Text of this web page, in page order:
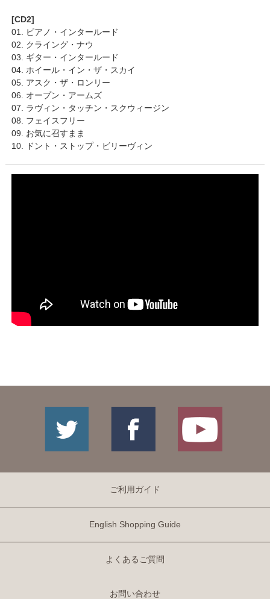
[CD2]
01. ピアノ・インタールード
02. クライング・ナウ
03. ギター・インタールード
04. ホイール・イン・ザ・スカイ
05. アスク・ザ・ロンリー
06. オープン・アームズ
07. ラヴィン・タッチン・スクウィージン
08. フェイスフリー
09. お気に召すまま
10. ドント・ストップ・ビリーヴィン
ご利用ガイド
English Shopping Guide
よくあるご質問
お問い合わせ